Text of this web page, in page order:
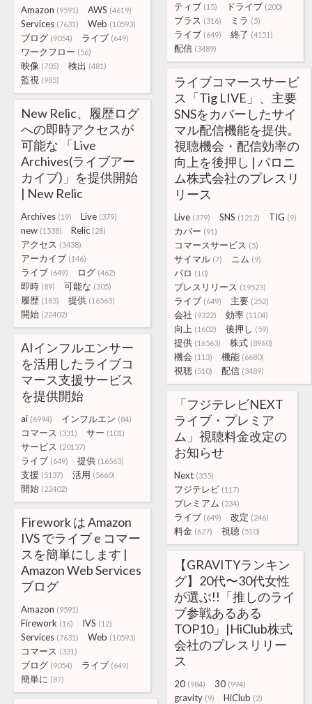
ティブ (15) ドライブ (200)
プラス (316) ミラ (5)
ライブ (649) 終了 (4151)
配信 (3489)
Amazon (9591) AWS (4619)
Services (7631) Web (10593)
ブログ (9054) ライブ (649)
ワークフロー (56)
映像 (705) 検出 (481)
監視 (985)
ライブコマースサービ
ス「Tig LIVE」、主要
SNSをカバーしたサイ
マル配信機能を提供。
視聴機会・配信効率の
向上を後押し | パロニ
ム株式会社のプレスリ
リース
Live (379) SNS (1212) TIG (9)
カバー (91)
コマースサービス (5)
サイマル (7) ニム (9)
パロ (10)
プレスリリース (19523)
ライブ (649) 主要 (252)
会社 (9322) 効率 (1104)
向上 (1602) 後押し (59)
提供 (16563) 株式 (8960)
機会 (113) 機能 (6680)
視聴 (510) 配信 (3489)
New Relic、履歴ログ
への即時アクセスが
可能な 「Live
Archives(ライブアー
カイブ)」を提供開始
| New Relic
Archives (19) Live (379)
new (1538) Relic (28)
アクセス (3438)
アーカイブ (146)
ライブ (649) ログ (462)
即時 (89) 可能な (305)
履歴 (183) 提供 (16563)
開始 (22402)
AIインフルエンサー
を活用したライブコ
マース支援サービス
を提供開始
ai (6994) インフルエン (84)
コマース (331) サー (101)
サービス (20137)
ライブ (649) 提供 (16563)
支援 (5137) 活用 (5660)
開始 (22402)
「フジテレビNEXT
ライブ・プレミア
ム」視聴料金改定の
お知らせ
Next (355)
フジテレビ (117)
プレミアム (234)
ライブ (649) 改定 (246)
料金 (627) 視聴 (510)
Firework は Amazon
IVS でライブ e コマー
スを簡単にします |
Amazon Web Services
ブログ
Amazon (9591)
Firework (16) IVS (12)
Services (7631) Web (10593)
コマース (331)
ブログ (9054) ライブ (649)
簡単に (87)
【GRAVITYランキン
グ】20代〜30代女性
が選ぶ!!「推しのライ
ブ参戦あるある
TOP10」|HiClub株式
会社のプレスリリー
ス
20 (984) 30 (994)
gravity (9) HiClub (2)